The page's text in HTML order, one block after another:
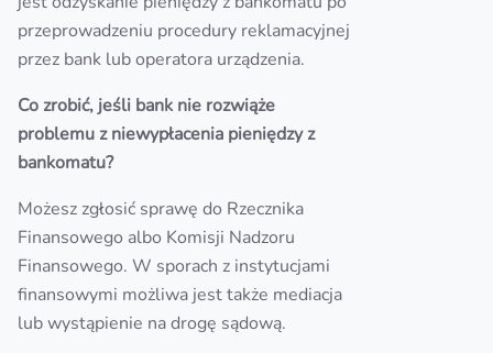
przeprowadzeniu procedury reklamacyjnej
przez bank lub operatora urządzenia.
Co zrobić, jeśli bank nie rozwiąże
problemu z niewypłacenia pieniędzy z
bankomatu?
Możesz zgłosić sprawę do Rzecznika
Finansowego albo Komisji Nadzoru
Finansowego. W sporach z instytucjami
finansowymi możliwa jest także mediacja
lub wystąpienie na drogę sądową.